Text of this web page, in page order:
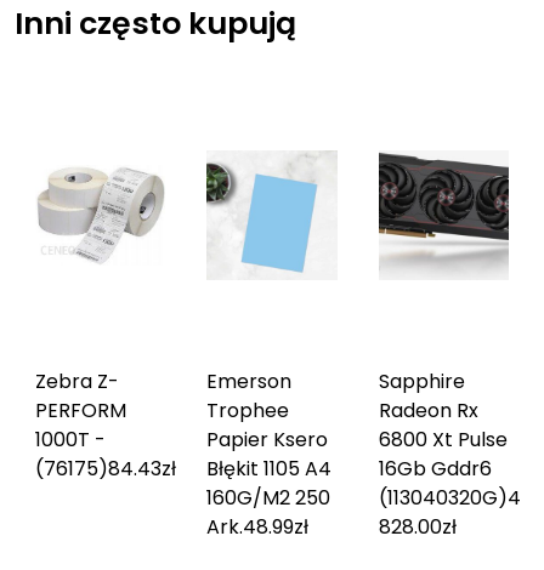
Inni często kupują
Zebra Z-
PERFORM
1000T -
(76175)84.43zł
Emerson
Trophee
Papier Ksero
Błękit 1105 A4
160G/M2 250
Ark.48.99zł
Sapphire
Radeon Rx
6800 Xt Pulse
16Gb Gddr6
(113040320G)4
828.00zł